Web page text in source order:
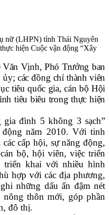
nữ (LHPN) tỉnh Thái Nguyên
hiện Cuộc vận động “Xây
Vịnh, Phó Trưởng ban
các đồng chí thành viên
tiêu quốc gia, cán bộ Hội
tiêu biêu trong thực hiện
gia đình 5 không 3 sạch”
năm 2010. Với tinh
cấp hội, sự năng động,
bộ, hội viên, việc triển
triển khai với nhiều hình
hợp với các địa phương,
những dấu ấn đậm nét
thôn mới, góp phần
đô thị.